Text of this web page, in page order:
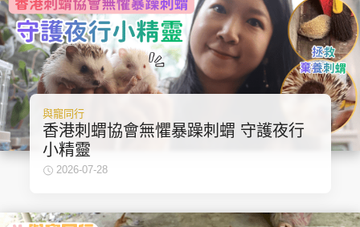
與寵同行
香港刺蝟協會無懼暴躁刺蝟 守護夜行
小精靈
2026-07-28